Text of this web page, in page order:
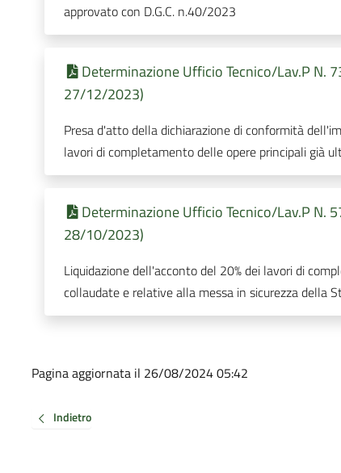
approvato con D.G.C. n.40/2023
Determinazione Ufficio Tecnico/Lav.P N.
27/12/2023)
Presa d'atto della dichiarazione di conformità
lavori di completamento delle opere principali già
Determinazione Ufficio Tecnico/Lav.P N.
28/10/2023)
Liquidazione dell'acconto del 20% dei lavori di
collaudate e relative alla messa in sicurezza della
Pagina aggiornata il 26/08/2024 05:42
Indietro